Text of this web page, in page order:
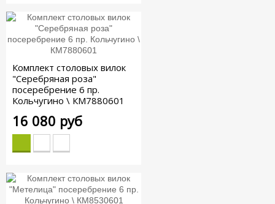
Комплект столовых вилок
"Серебряная роза"
посеребрение 6 пр.
Кольчугино \ КМ7880601
16 080 руб